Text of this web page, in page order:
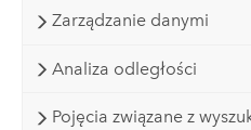
Zarządzanie danymi
Analiza odległości
Pojęcia związane z